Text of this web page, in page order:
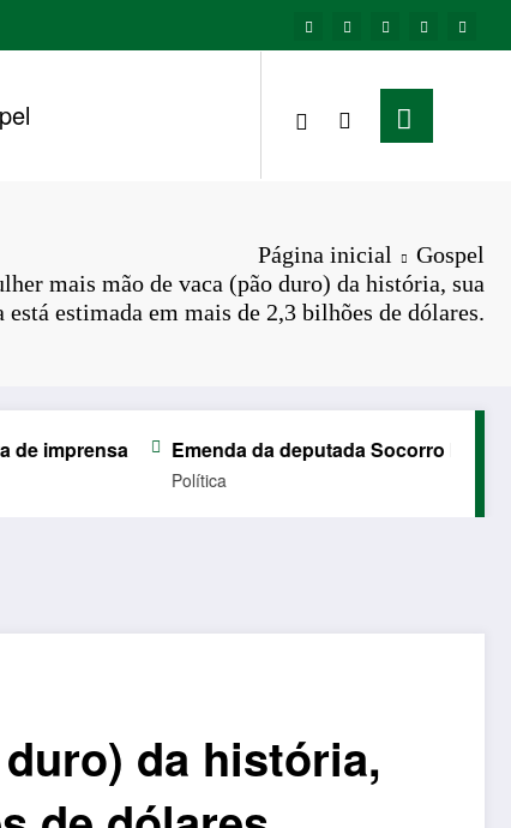
Página inicial
Gospel
mais mão de vaca (pão duro) da história, sua
está estimada em mais de 2,3 bilhões de dólares.
Emenda da deputada Socorro Neri garante
da história,